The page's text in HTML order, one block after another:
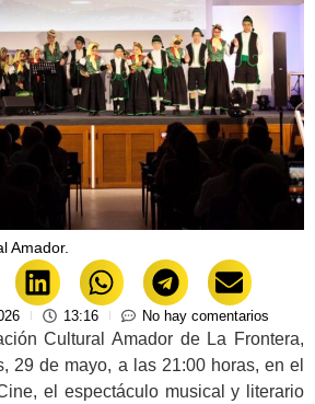
Amador.
13:16 No hay comentarios
Cultural Amador de La Frontera,
29 de mayo, a las 21:00 horas, en el
el espectáculo musical y literario